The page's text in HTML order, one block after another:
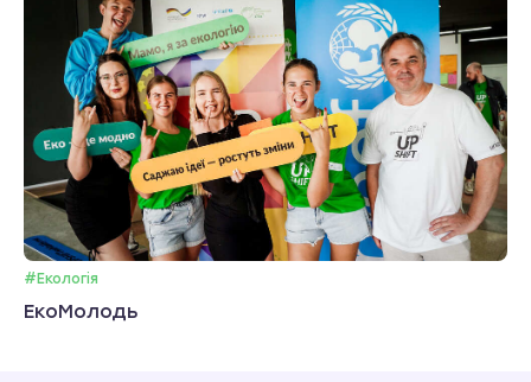
#Екологія
ЕкоМолодь